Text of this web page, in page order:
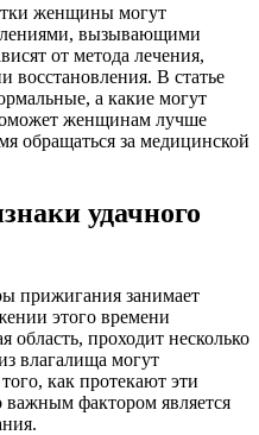
женщины могут
вызывающими
от метода лечения,
восстановления. В статье
а какие могут
женщинам лучше
обращаться за медицинской
удачного
прижигания занимает
этого времени
область, проходит несколько
влагалища могут
как протекают эти
фактором является